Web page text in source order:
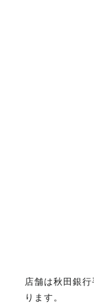
店舗は秋田銀
ります。